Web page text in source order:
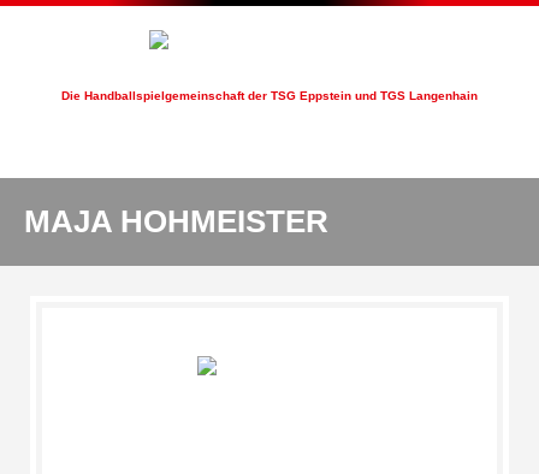
Die Handballspielgemeinschaft der TSG Eppstein und TGS Langenhain
MAJA HOHMEISTER